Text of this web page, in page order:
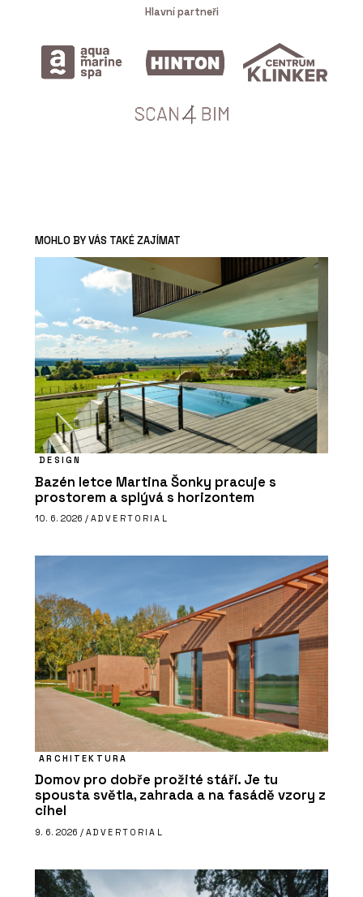
Hlavní partneři
MOHLO BY VÁS TAKÉ ZAJÍMAT
DESIGN
Bazén letce Martina Šonky pracuje s
prostorem a splývá s horizontem
10. 6. 2026 / ADVERTORIAL
ARCHITEKTURA
Domov pro dobře prožité stáří. Je tu
spousta světla, zahrada a na fasádě vzory z
cihel
9. 6. 2026 / ADVERTORIAL